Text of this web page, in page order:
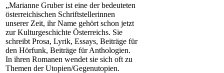
„Marianne Gruber ist eine der bedeuteten
österreichischen Schriftstellerinnen
unserer Zeit, ihr Name gehört schon jetzt
zur Kulturgeschichte Österreichs. Sie
schreibt Prosa, Lyrik, Essays, Beiträge für
den Hörfunk, Beiträge für Anthologien.
In ihren Romanen wendet sie sich oft zu
Themen der Utopien/Gegenutopien.